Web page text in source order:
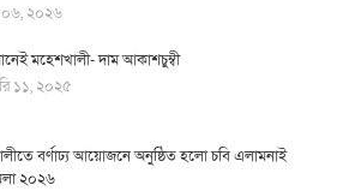
২০২৬
মহেশখালী- দাম আকাশচুম্বী
১১, ২০২৫
বর্ণাঢ্য আয়োজনে অনুষ্ঠিত হলো চবি এলামনাই
২০২৬